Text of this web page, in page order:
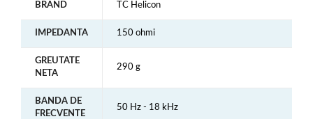
BRAND TC Helicon
IMPEDANTA 150 ohmi
GREUTATE
NETA
290 g
BANDA DE
FRECVENTE
50 Hz - 18 kHz